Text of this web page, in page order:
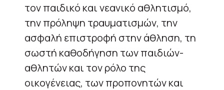
τον παιδικό και νεανικό αθλητισμό,
την πρόληψη τραυματισμών, την
ασφαλή επιστροφή στην άθληση, τη
σωστή καθοδήγηση των παιδιών-
αθλητών και τον ρόλο της
οικογένειας, των προπονητών και